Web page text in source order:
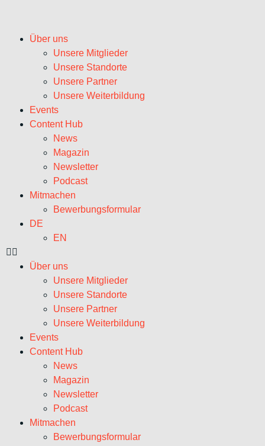
Über uns
Unsere Mitglieder
Unsere Standorte
Unsere Partner
Unsere Weiterbildung
Events
Content Hub
News
Magazin
Newsletter
Podcast
Mitmachen
Bewerbungsformular
DE
EN
Über uns
Unsere Mitglieder
Unsere Standorte
Unsere Partner
Unsere Weiterbildung
Events
Content Hub
News
Magazin
Newsletter
Podcast
Mitmachen
Bewerbungsformular